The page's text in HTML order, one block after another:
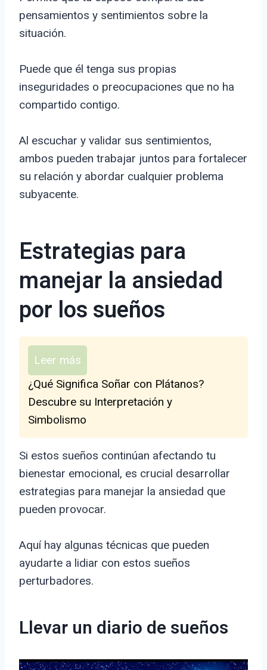
pensamientos y sentimientos sobre la
situación.
Puede que él tenga sus propias
inseguridades o preocupaciones que no ha
compartido contigo.
Al escuchar y validar sus sentimientos,
ambos pueden trabajar juntos para fortalecer
su relación y abordar cualquier problema
subyacente.
Estrategias para
manejar la ansiedad
por los sueños
Leer más
¿Qué Significa Soñar con Plátanos?
Descubre su Interpretación y
Simbolismo
Si estos sueños continúan afectando tu
bienestar emocional, es crucial desarrollar
estrategias para manejar la ansiedad que
pueden provocar.
Aquí hay algunas técnicas que pueden
ayudarte a lidiar con estos sueños
perturbadores.
Llevar un diario de sueños